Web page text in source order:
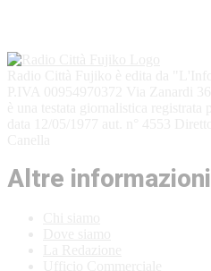
Altre informazioni